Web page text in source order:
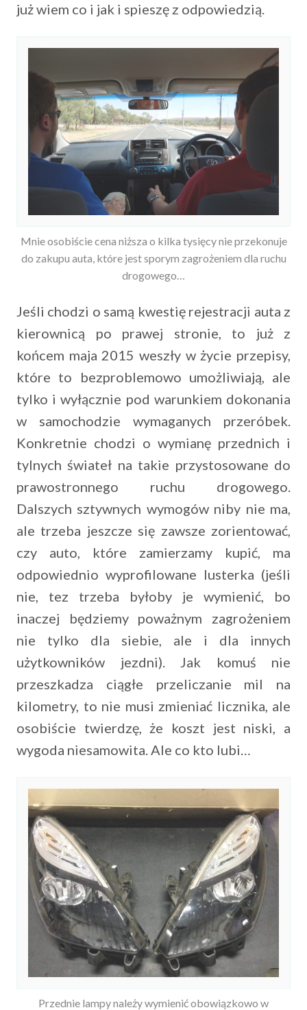
już wiem co i jak i spieszę z odpowiedzią.
Mnie osobiście cena niższa o kilka tysięcy nie przekonuje
do zakupu auta, które jest sporym zagrożeniem dla ruchu
drogowego…
Jeśli chodzi o samą kwestię rejestracji auta z
kierownicą po prawej stronie, to już z
końcem maja 2015 weszły w życie przepisy,
które to bezproblemowo umożliwiają, ale
tylko i wyłącznie pod warunkiem dokonania
w samochodzie wymaganych przeróbek.
Konkretnie chodzi o wymianę przednich i
tylnych świateł na takie przystosowane do
prawostronnego ruchu drogowego.
Dalszych sztywnych wymogów niby nie ma,
ale trzeba jeszcze się zawsze zorientować,
czy auto, które zamierzamy kupić, ma
odpowiednio wyprofilowane lusterka (jeśli
nie, tez trzeba byłoby je wymienić, bo
inaczej będziemy poważnym zagrożeniem
nie tylko dla siebie, ale i dla innych
użytkowników jezdni). Jak komuś nie
przeszkadza ciągłe przeliczanie mil na
kilometry, to nie musi zmieniać licznika, ale
osobiście twierdzę, że koszt jest niski, a
wygoda niesamowita. Ale co kto lubi…
Przednie lampy należy wymienić obowiązkowo w